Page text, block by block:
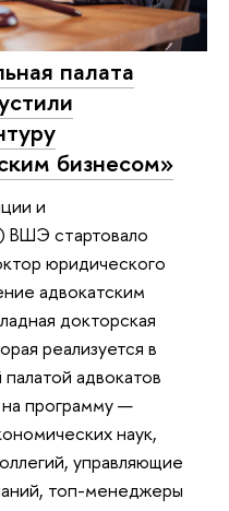
палата
бизнесом»
и
стартовало
юридического
адвокатским
докторская
реализуется в
адвокатов
программу —
наук,
управляющие
топ-менеджеры